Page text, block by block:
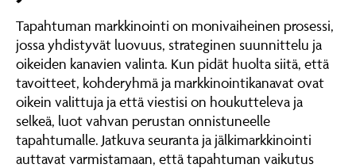
Tapahtuman markkinointi on monivaiheinen prosessi,
jossa yhdistyvät luovuus, strateginen suunnittelu ja
oikeiden kanavien valinta. Kun pidät huolta siitä, että
tavoitteet, kohderyhmä ja markkinointikanavat ovat
oikein valittuja ja että viestisi on houkutteleva ja
selkeä, luot vahvan perustan onnistuneelle
tapahtumalle. Jatkuva seuranta ja jälkimarkkinointi
auttavat varmistamaan, että tapahtuman vaikutus